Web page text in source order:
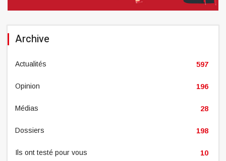
Archive
Actualités 597
Opinion 196
Médias 28
Dossiers 198
Ils ont testé pour vous 10